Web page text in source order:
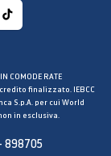
COMODE RATE
finalizzato. IEBCC
S.p.A. per cui World
in esclusiva.
- 898705